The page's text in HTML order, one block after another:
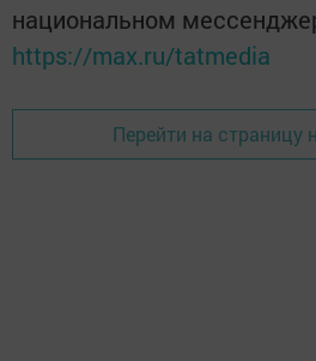
национальном
https://max.ru/tatmedia
Перейти на страницу